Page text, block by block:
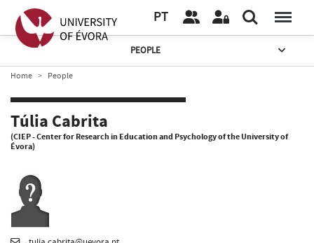
PT
PEOPLE
Home People
Túlia Cabrita
(CIEP - Center for Research in Education and Psychology of the University of
Évora)